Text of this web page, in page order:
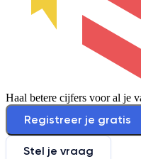
Haal betere cijfers voor al je
Registreer je gratis
Stel je vraag